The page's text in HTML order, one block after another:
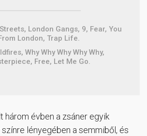
London Gangs, 9, Fear, You
London, Trap Life.
Why Why Why Why Why,
Free, Let Me Go.
három évben a zsáner egyik
lényegében a semmiből, és